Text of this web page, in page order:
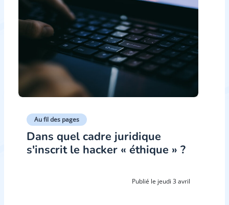
Au fil des pages
Dans quel cadre juridique
s'inscrit le hacker « éthique » ?
Publié le jeudi 3 avril